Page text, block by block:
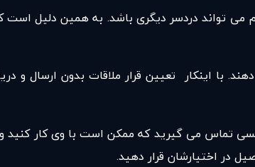
می تواند دردسر دیگری باشد. به همین دلیل
با اینکار تعیین قرار ملاقات بدون ارسال و
می گیرید که ممکن است با وی کار کنید و
در اختیارشان قرار دهید.